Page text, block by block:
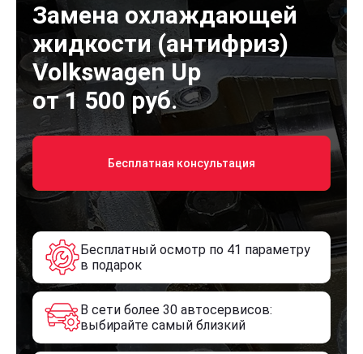
Замена охлаждающей
жидкости (антифриз)
Volkswagen Up
от 1 500 руб.
Бесплатная консультация
Бесплатный осмотр по 41 параметру
в подарок
В сети более 30 автосервисов:
выбирайте самый близкий